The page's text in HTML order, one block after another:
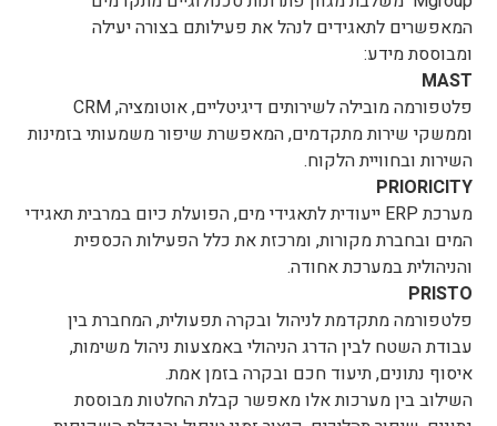
המאפשרים לתאגידים לנהל את פעילותם בצורה יעילה
ומבוססת מידע:
MAST
פלטפורמה מובילה לשירותים דיגיטליים, אוטומציה, CRM
וממשקי שירות מתקדמים, המאפשרת שיפור משמעותי בזמינות
השירות ובחוויית הלקוח.
PRIORICITY
מערכת ERP ייעודית לתאגידי מים, הפועלת כיום במרבית תאגידי
המים ובחברת מקורות, ומרכזת את כלל הפעילות הכספית
והניהולית במערכת אחודה.
PRISTO
פלטפורמה מתקדמת לניהול ובקרה תפעולית, המחברת בין
עבודת השטח לבין הדרג הניהולי באמצעות ניהול משימות,
איסוף נתונים, תיעוד חכם ובקרה בזמן אמת.
השילוב בין מערכות אלו מאפשר קבלת החלטות מבוססת